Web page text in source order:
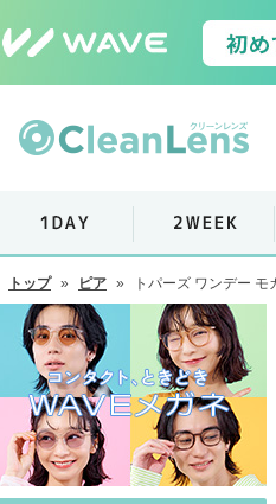
トップ » ピア » トパーズ ワンデー モ